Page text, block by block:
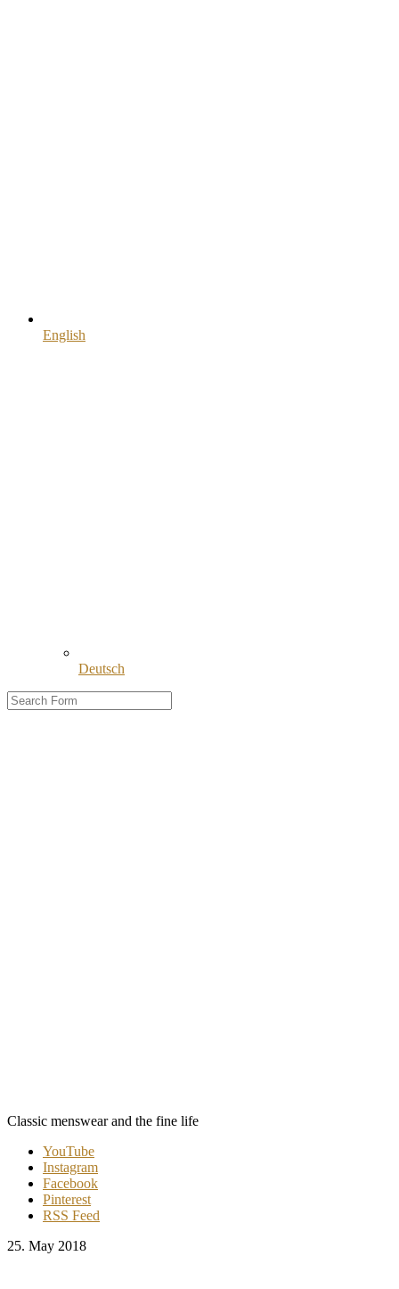
English
Deutsch
Classic menswear and the fine life
YouTube
Instagram
Facebook
Pinterest
RSS Feed
25. May 2018